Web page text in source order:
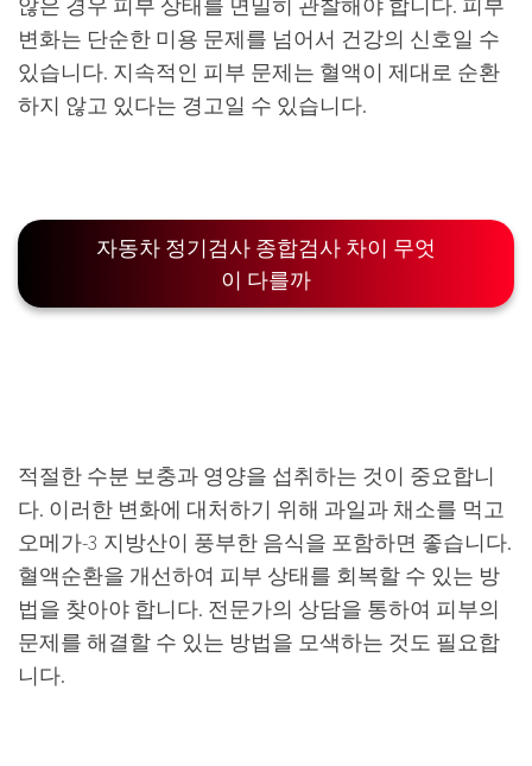
변화는 단순한 미용 문제를 넘어서 건강의 신호일 수
있습니다. 지속적인 피부 문제는 혈액이 제대로 순환
하지 않고 있다는 경고일 수 있습니다.
자동차 정기검사 종합검사 차이 무엇
이 다를까
적절한 수분 보충과 영양을 섭취하는 것이 중요합니
다. 이러한 변화에 대처하기 위해 과일과 채소를 먹고
오메가-3 지방산이 풍부한 음식을 포함하면 좋습니다.
혈액순환을 개선하여 피부 상태를 회복할 수 있는 방
법을 찾아야 합니다. 전문가의 상담을 통하여 피부의
문제를 해결할 수 있는 방법을 모색하는 것도 필요합
니다.